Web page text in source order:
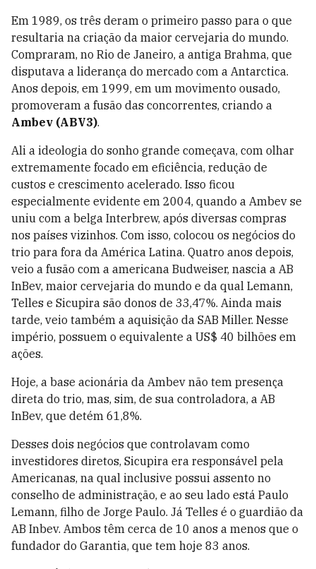
Em 1989, os três deram o primeiro passo para o que
resultaria na criação da maior cervejaria do mundo.
Compraram, no Rio de Janeiro, a antiga Brahma, que
disputava a liderança do mercado com a Antarctica.
Anos depois, em 1999, em um movimento ousado,
promoveram a fusão das concorrentes, criando a
Ambev (ABV3).
Ali a ideologia do sonho grande começava, com olhar
extremamente focado em eficiência, redução de
custos e crescimento acelerado. Isso ficou
especialmente evidente em 2004, quando a Ambev se
uniu com a belga Interbrew, após diversas compras
nos países vizinhos. Com isso, colocou os negócios do
trio para fora da América Latina. Quatro anos depois,
veio a fusão com a americana Budweiser, nascia a AB
InBev, maior cervejaria do mundo e da qual Lemann,
Telles e Sicupira são donos de 33,47%. Ainda mais
tarde, veio também a aquisição da SAB Miller. Nesse
império, possuem o equivalente a US$ 40 bilhões em
ações.
Hoje, a base acionária da Ambev não tem presença
direta do trio, mas, sim, de sua controladora, a AB
InBev, que detém 61,8%.
Desses dois negócios que controlavam como
investidores diretos, Sicupira era responsável pela
Americanas, na qual inclusive possui assento no
conselho de administração, e ao seu lado está Paulo
Lemann, filho de Jorge Paulo. Já Telles é o guardião da
AB Inbev. Ambos têm cerca de 10 anos a menos que o
fundador do Garantia, que tem hoje 83 anos.